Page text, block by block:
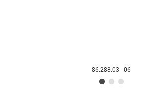
86.288.03 - 06